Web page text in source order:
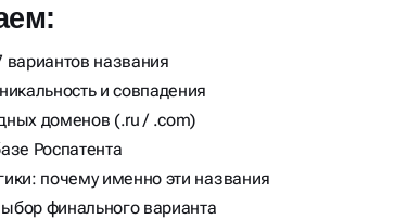
вариантов названия
и совпадения
доменов (.ru / .com)
Роспатента
почему именно эти названия
финального варианта